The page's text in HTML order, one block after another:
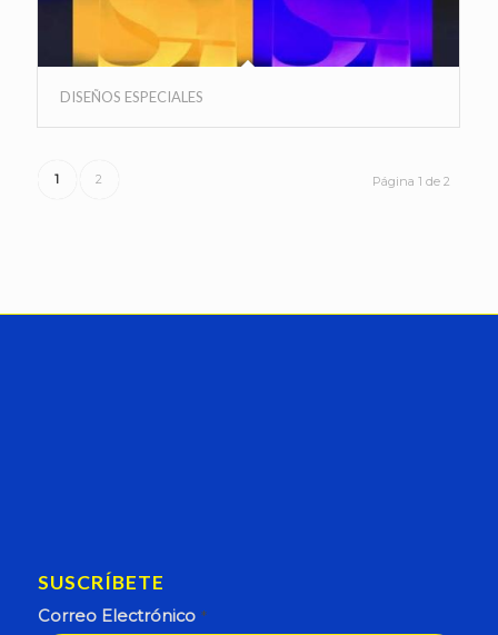
DISEÑOS ESPECIALES
Página 1 de 2
1 2
SUSCRÍBETE
Correo Electrónico *